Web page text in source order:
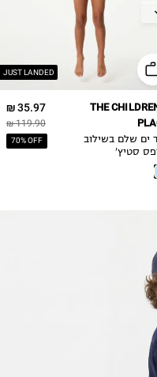
JUST LANDED
35.97 ₪
119.90 ₪
70% OFF
THE
ים שלם בשילוב
סטיץ'